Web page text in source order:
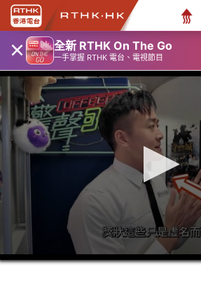
× 全新 RTHK On The Go
一手掌握 RTHK 電台、電視節目
0
seconds